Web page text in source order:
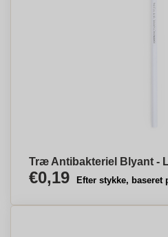
Træ Antibakteriel Blyant -
€0,19 Efter stykke, baseret